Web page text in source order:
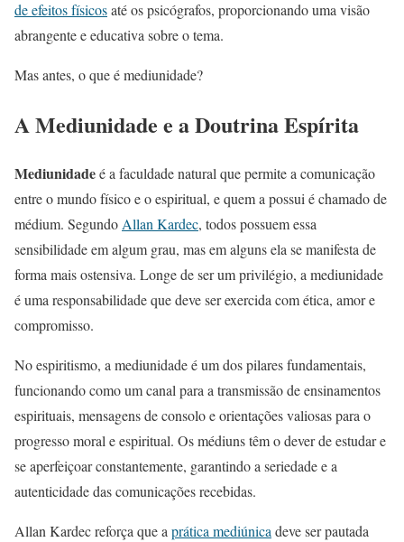
de efeitos físicosaté os psicógrafos, proporcionando uma visão
abrangente e educativa sobre o tema.
Mas antes, o que é mediunidade?
A Mediunidade e a Doutrina Espírita
Mediunidadeé a faculdade natural que permite a comunicação
entre o mundo físico e o espiritual, e quem a possui é chamado de
médium. SegundoAllan Kardec, todos possuem essa
sensibilidade em algum grau, mas em alguns ela se manifesta de
forma mais ostensiva. Longe de ser um privilégio, a mediunidade
é uma responsabilidade que deve ser exercida com ética, amor e
compromisso.
No espiritismo, a mediunidade é um dos pilares fundamentais,
funcionando como um canal para a transmissão de ensinamentos
espirituais, mensagens de consolo e orientações valiosas para o
progresso moral e espiritual. Os médiuns têm o dever de estudar e
se aperfeiçoar constantemente, garantindo a seriedade e a
autenticidade das comunicações recebidas.
Allan Kardec reforça que aprática mediúnicadeve ser pautada